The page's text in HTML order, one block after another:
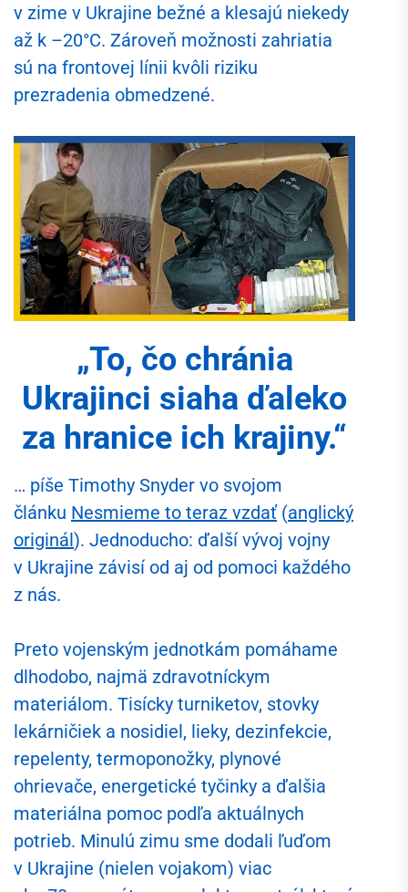
v zime v Ukrajine bežné a klesajú niekedy
až k –20°C. Zároveň možnosti zahriatia
sú na frontovej línii kvôli riziku
prezradenia obmedzené.
„To, čo chránia
Ukrajinci siaha ďaleko
za hranice ich krajiny.“
… píše Timothy Snyder vo svojom
článku Nesmieme to teraz vzdať(anglický
originál). Jednoducho: ďalší vývoj vojny
v Ukrajine závisí od aj od pomoci každého
z nás.
Preto vojenským jednotkám pomáhame
dlhodobo, najmä zdravotníckym
materiálom. Tisícky turniketov, stovky
lekárničiek a nosidiel, lieky, dezinfekcie,
repelenty, termoponožky, plynové
ohrievače, energetické tyčinky a ďalšia
materiálna pomoc podľa aktuálnych
potrieb. Minulú zimu sme dodali ľuďom
v Ukrajine (nielen vojakom) viac